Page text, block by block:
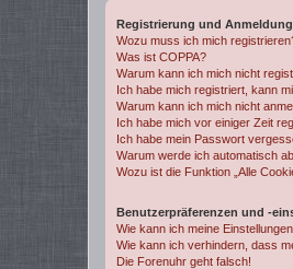
Registrierung und Anmeldung
Wozu muss ich mich
Was ist COPPA?
Warum kann ich mich nicht
Ich habe mich registriert, kann
Warum kann ich mich nicht
Ich habe mich vor einiger Zeit
Ich habe mein Passwort
Warum werde ich automatisch
Wozu ist die Funktion „Alle
Benutzerpräferenzen und -
Wie kann ich meine
Wie kann ich verhindern, dass
Die Forenuhr geht falsch!